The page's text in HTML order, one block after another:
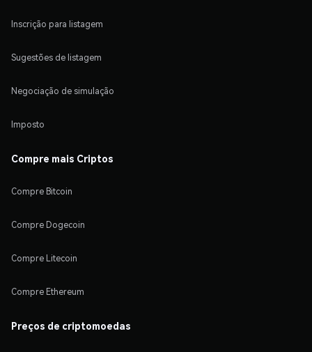
Inscrição para listagem
Sugestões de listagem
Negociação de simulação
Imposto
Compre mais Criptos
Compre Bitcoin
Compre Dogecoin
Compre Litecoin
Compre Ethereum
Preços de criptomoedas